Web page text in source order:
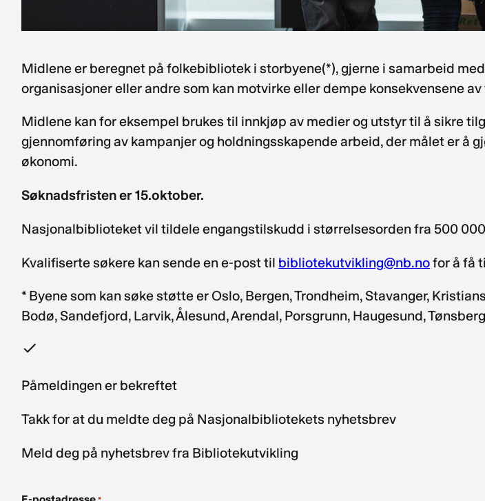
Midlene er beregnet på folkebibliotek i storbyene(*), gjerne i samarbeid
organisasjoner eller andre som kan motvirke eller dempe konsekvensene
Midlene kan for eksempel brukes til innkjøp av medier og utstyr til å sikre
gjennomføring av kampanjer og holdningsskapende arbeid, der målet er å
økonomi.
Søknadsfristen er 15.oktober.
Nasjonalbiblioteket vil tildele engangstilskudd i størrelsesorden fra 500
Kvalifiserte søkere kan sende en e-post til bibliotekutvikling@nb.nofor å få
* Byene som kan søke støtte er Oslo, Bergen, Trondheim, Stavanger,
Bodø, Sandefjord, Larvik, Ålesund, Arendal, Porsgrunn, Haugesund,
Påmeldingen er bekreftet
Takk for at du meldte deg på Nasjonalbibliotekets nyhetsbrev
Meld deg på nyhetsbrev fra Bibliotekutvikling